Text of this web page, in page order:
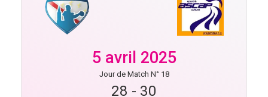
5 avril 2025
Jour de Match N° 18
28 - 30